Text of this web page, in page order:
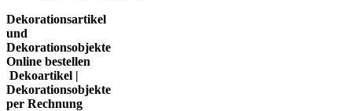
Dekorationsartikel
und
Dekorationsobjekte
Online bestellen
Dekoartikel |
Dekorationsobjekte
per Rechnung